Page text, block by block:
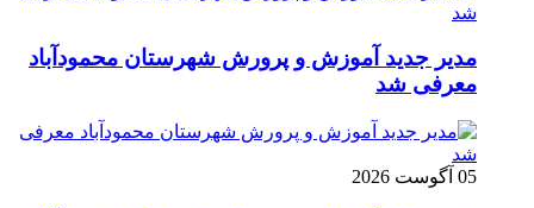
مدیر جدید آموزش و پرورش شهرستان محمودآباد
معرفی شد
05 آگوست 2026